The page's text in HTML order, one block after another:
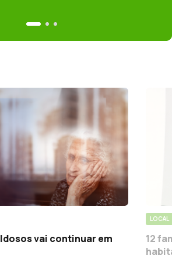
vai continuar em
LOCAL
12